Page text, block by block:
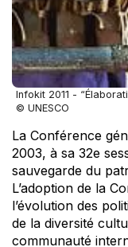
Infokit 2011 -
© UNESCO
La Conférence
2003, à sa 32e
sauvegarde du
L’adoption de la
l’évolution des
de la diversité
communauté